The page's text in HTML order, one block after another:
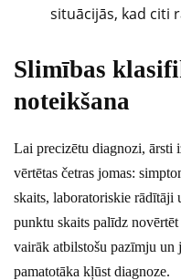
situācijās, kad citi
Slimības
noteikšana
Lai precizētu diagnozi, ārsti
vērtētas četras jomas:
skaits, laboratoriskie rādītāji
punktu skaits palīdz
vairāk atbilstošu pazīmju un
pamatotāka kļūst diagnoze.